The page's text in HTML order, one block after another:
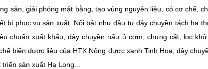
sản, giải phóng mặt bằng, tạo vùng nguyên liệu, có cơ chế,
bị phục vụ sản xuất. Nổi bật như đầu tư dây chuyền tách hạ
chuẩn xuất khẩu; dây chuyền nấu ủ cơm, chưng cất, lọc
biến dược liệu của HTX Nông dược xanh Tinh Hoa; dây
sản xuất Hạ Long...